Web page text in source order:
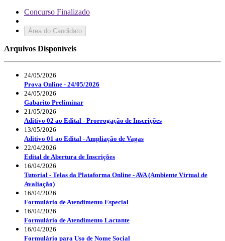
Concurso Finalizado
Área do Candidato
Arquivos Disponíveis
24/05/2026
Prova Online - 24/05/2026
24/05/2026
Gabarito Preliminar
21/05/2026
Aditivo 02 ao Edital - Prorrogação de Inscrições
13/05/2026
Aditivo 01 ao Edital - Ampliação de Vagas
22/04/2026
Edital de Abertura de Inscrições
16/04/2026
Tutorial - Telas da Plataforma Online - AVA (Ambiente Virtual de
Avaliação)
16/04/2026
Formulário de Atendimento Especial
16/04/2026
Formulário de Atendimento Lactante
16/04/2026
Formulário para Uso de Nome Social